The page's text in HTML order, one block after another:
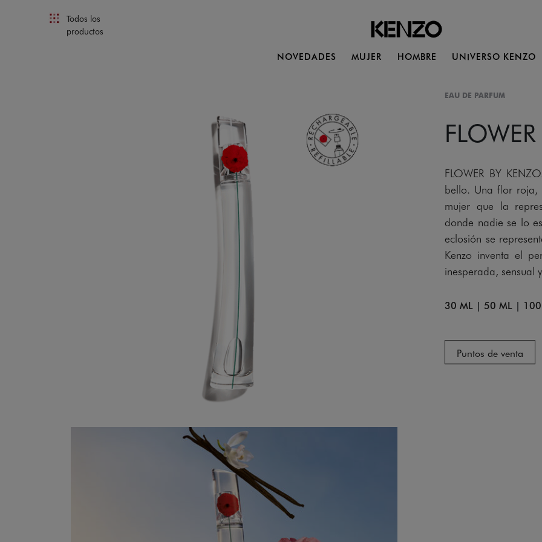
Todos los
productos
NOVEDADES MUJER HOMBRE UNIVERSO KENZO
EAU DE PARFUM
FLOWER BY
bello. Una flor roja,
mujer que la
donde nadie se lo
eclosión se
Kenzo inventa el
inesperada, sensual
30 ML | 50 ML |
Puntos de venta